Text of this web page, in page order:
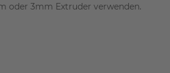
oder 3mm Extruder verwenden.